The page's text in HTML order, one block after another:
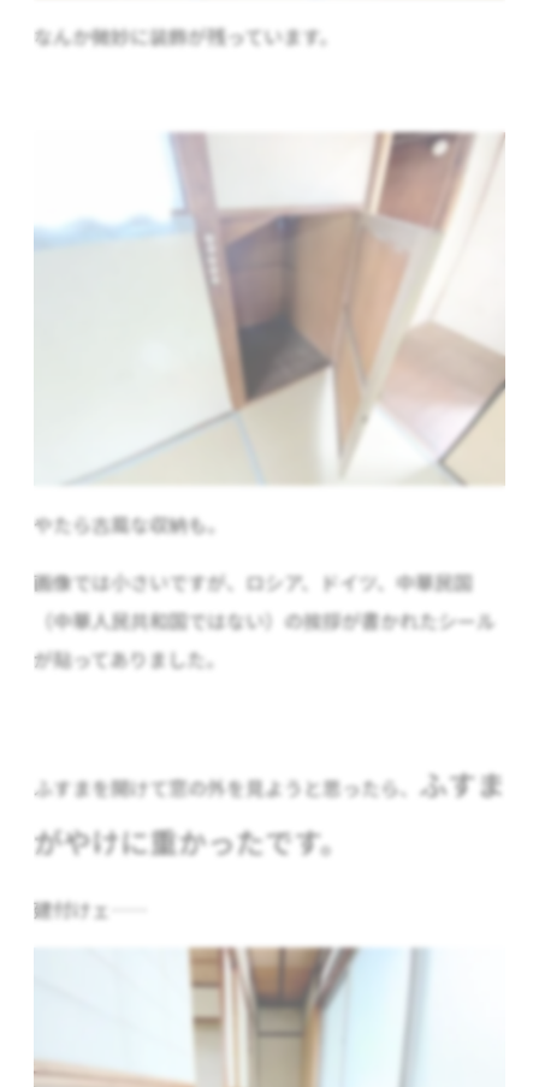
なんか微妙に装飾が残っています。
やたら古風な収納も。
画像では小さいですが、ロシア、ドイツ、中華民国
（中華人民共和国ではない）の挨拶が書かれたシール
が貼ってありました。
ふすまを開けて窓の外を見ようと思ったら、 ふすま
がやけに重かったです。
建付けェ……